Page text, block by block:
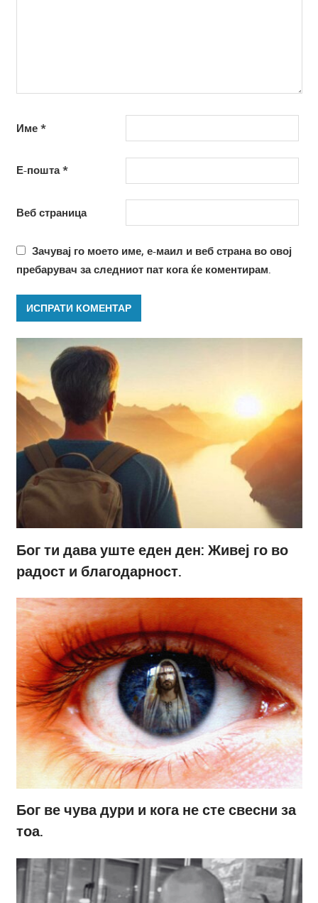
Име *
Е-пошта*
Веб страница
Зачувај го моето име, е-маил и веб страна во овој
пребарувач за следниот пат кога ќе коментирам.
Бог ти дава уште еден ден: Живеј го во
радост и благодарност.
Бог ве чува дури и кога не сте свесни за
тоа.